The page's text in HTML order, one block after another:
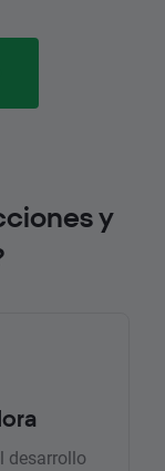
y
desarrollo